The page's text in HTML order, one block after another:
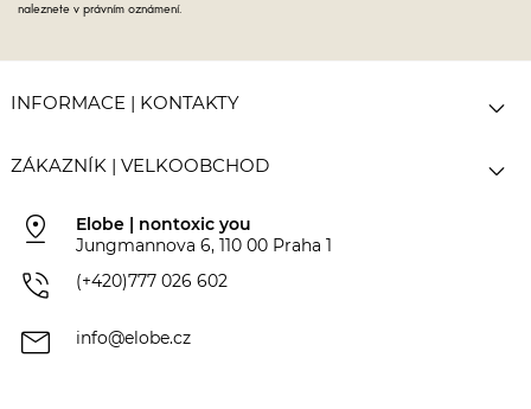
naleznete v právním oznámení.
INFORMACE | KONTAKTY 
ZÁKAZNÍK | VELKOOBCHOD 
pin_drop
Elobe | nontoxic you
Jungmannova 6, 110 00 Praha 1
phone_in_talk (+420)777 026 602
mail info@elobe.cz